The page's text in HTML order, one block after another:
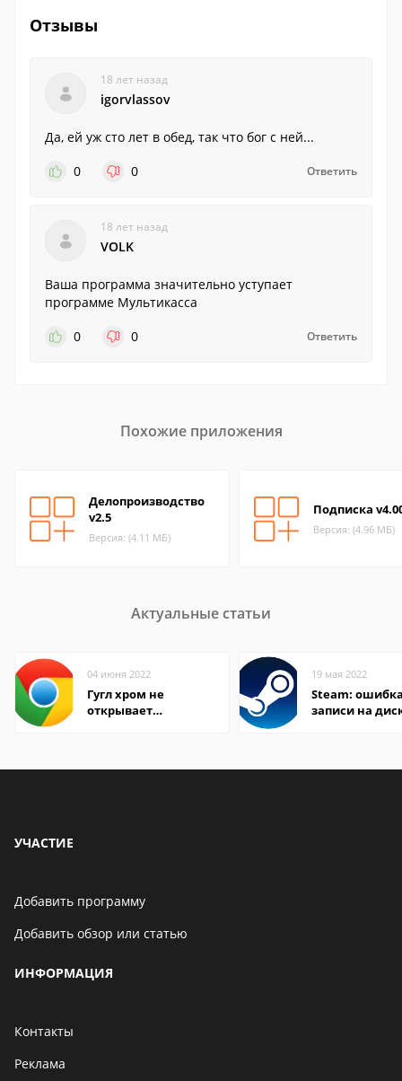
Отзывы
18 лет назад
igorvlassov
Да, ей уж сто лет в обед, так что бог с ней...
0
0 Ответить
18 лет назад
VOLK
Ваша программа значительно уступает
программе Мультикасса
0
0 Ответить
Похожие приложения
Делопроизводство
v2.5
Версия: (4.11 МБ)
Подписка
Версия: (4.96 МБ)
Актуальные статьи
04 июня 2022
Гугл хром не
открывает
19 мая 2022
Steam:
записи на
УЧАСТИЕ
Добавить программу
Добавить обзор или статью
ИНФОРМАЦИЯ
Контакты
Реклама